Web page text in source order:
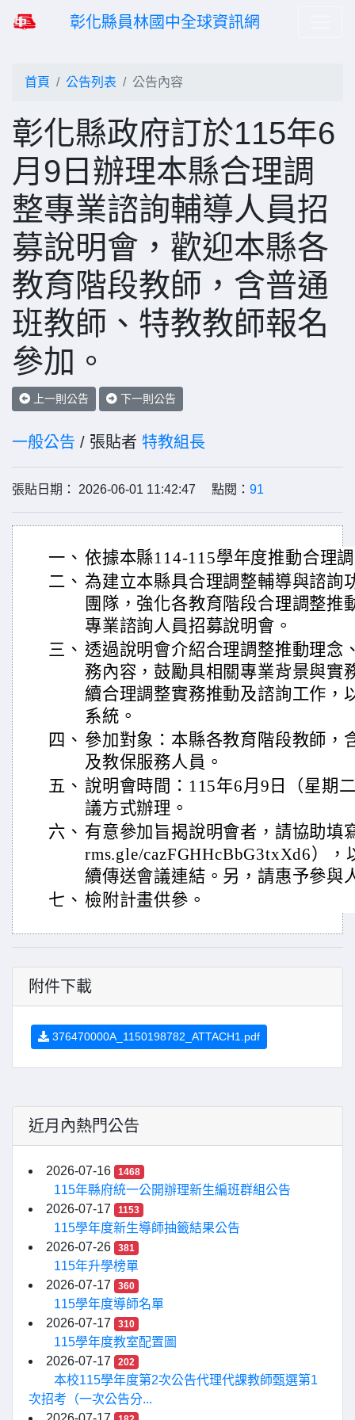
彰化縣員林國中全球資訊網
首頁 公告列表 公告內容
彰化縣政府訂於115年6
月9日辦理本縣合理調
整專業諮詢輔導人員招
募說明會，歡迎本縣各
教育階段教師，含普通
班教師、特教教師報名
參加。
上一則公告 下一則公告
一般公告 / 張貼者 特教組長
張貼日期： 2026-06-01 11:42:47 點閱： 91
一、 依據本縣114-115學年度推動合理
二、 為建立本縣具合理調整輔導與諮詢
團隊，強化各教育階段合理調整推
專業諮詢人員招募說明會。
三、 透過說明會介紹合理調整推動理念
務內容，鼓勵具相關專業背景與實
續合理調整實務推動及諮詢工作，
系統。
四、 參加對象：本縣各教育階段教師，
及教保服務人員。
五、 說明會時間：115年6月9日（星期
議方式辦理。
六、 有意參加旨揭說明會者，請協助填
rms.gle/cazFGHHcBbG3txXd6）
續傳送會議連結。另，請惠予參與
七、 檢附計畫供參。
附件下載
376470000A_1150198782_ATTACH1.pdf
近月內熱門公告
2026-07-16 1468
115年縣府統一公開辦理新生編班群組公告
2026-07-17
1153
115學年度新生導師抽籤結果公告
2026-07-26
381
115年升學榜單
2026-07-17
360
115學年度導師名單
2026-07-17
310
115學年度教室配置圖
2026-07-17
202
本校115學年度第2次公告代理代課教師甄選第1
次招考（一次公告分...